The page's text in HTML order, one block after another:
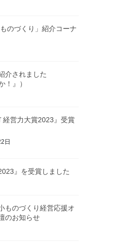
のづくり」紹介コーナ
介されました
！』）
経営力大賞2023』受賞
日
』を受賞しました
ものづくり経営応援オ
のお知らせ